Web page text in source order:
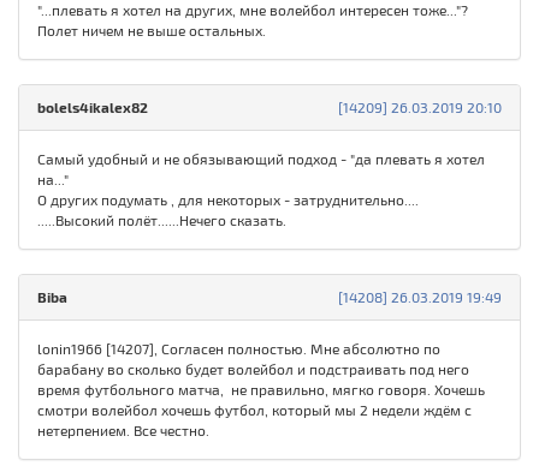
"...плевать я хотел на других, мне волейбол интересен тоже..."?
Полет ничем не выше остальных.
[14209] 26.03.2019 20:10
bolels4ikalex82
Самый удобный и не обязывающий подход - "да плевать я хотел
на..."
О других подумать , для некоторых - затруднительно....
.....Высокий полёт......Нечего сказать.
[14208] 26.03.2019 19:49
Biba
lonin1966 [14207], Согласен полностью. Мне абсолютно по
барабану во сколько будет волейбол и подстраивать под него
время футбольного матча, не правильно, мягко говоря. Хочешь
смотри волейбол хочешь футбол, который мы 2 недели ждём с
нетерпением. Все честно.